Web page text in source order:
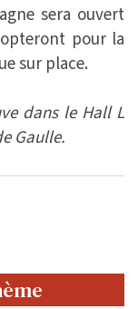
sera ouvert
pour la
sur place.
dans le Hall L
Gaulle.